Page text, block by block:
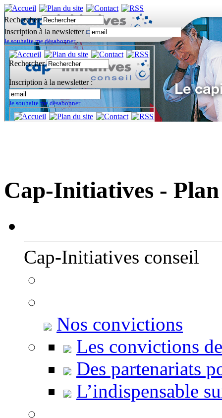
Rechercher
Inscription à la newsletter :
Je souhaite me désabonner
Cap-Initiatives -
Cap-Initiatives conseil
Nos convictions
Les convictions
Des partenariats
L’indispensable